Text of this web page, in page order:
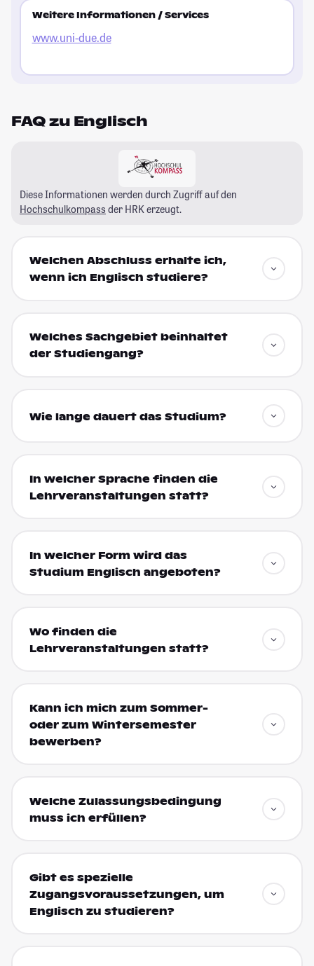
Weitere Informationen / Services
www.uni-due.de
FAQ zu Englisch
Diese Informationen werden durch Zugriff auf den
Hochschulkompass der HRK erzeugt.
Welchen Abschluss erhalte ich,
wenn ich Englisch studiere?
Welches Sachgebiet beinhaltet
der Studiengang?
Wie lange dauert das Studium?
In welcher Sprache finden die
Lehrveranstaltungen statt?
In welcher Form wird das
Studium Englisch angeboten?
Wo finden die
Lehrveranstaltungen statt?
Kann ich mich zum Sommer-
oder zum Wintersemester
bewerben?
Welche Zulassungsbedingung
muss ich erfüllen?
Gibt es spezielle
Zugangsvoraussetzungen, um
Englisch zu studieren?